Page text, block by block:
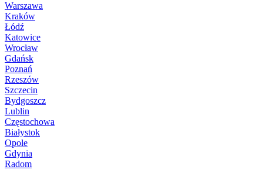
Warszawa
Kraków
Łódź
Katowice
Wrocław
Gdańsk
Poznań
Rzeszów
Szczecin
Bydgoszcz
Lublin
Częstochowa
Białystok
Opole
Gdynia
Radom